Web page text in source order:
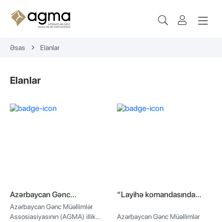
Əsas Elanlar
Elanlar
Azərbaycan Gənc
Müəllimlər Assosiasiyası
regional koordinatorların
Azərbaycan Gənc Müəllimlər
Assosiasiyasının (AGMA) illik
“Layihə komandasında
Azərbaycan Gənc Müəllimlər